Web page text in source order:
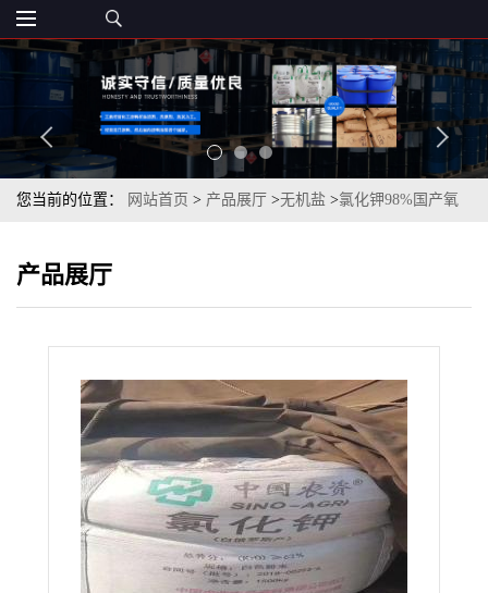
您当前的位置： 网站首页 > 产品展厅 >无机盐 >氯化钾98%国产氧
产品展厅